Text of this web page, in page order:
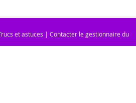
et astuces | Contacter le gestionnaire du